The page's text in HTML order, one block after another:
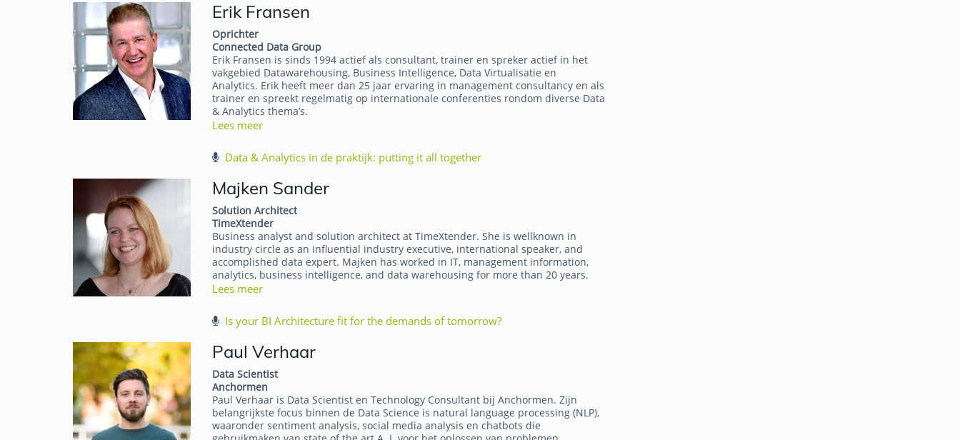
Erik Fransen
Oprichter
Connected Data Group
Erik Fransen is sinds 1994 actief als consultant, trainer en spreker actief in het
vakgebied Datawarehousing, Business Intelligence, Data Virtualisatie en
Analytics. Erik heeft meer dan 25 jaar ervaring in management consultancy en als
trainer en spreekt regelmatig op internationale conferenties rondom diverse Data
& Analytics thema’s.
Lees meer
Data & Analytics in de praktijk: putting it all together
Majken Sander
Solution Architect
TimeXtender
Business analyst and solution architect at TimeXtender. She is wellknown in
industry circle as an influential industry executive, international speaker, and
accomplished data expert. Majken has worked in IT, management information,
analytics, business intelligence, and data warehousing for more than 20 years.
Lees meer
Is your BI Architecture fit for the demands of tomorrow?
Paul Verhaar
Data Scientist
Anchormen
Paul Verhaar is Data Scientist en Technology Consultant bij Anchormen. Zijn
belangrijkste focus binnen de Data Science is natural language processing (NLP),
waaronder sentiment analysis, social media analysis en chatbots die